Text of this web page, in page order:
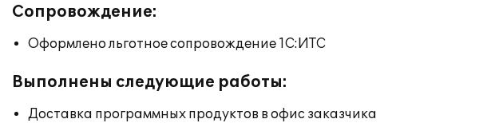
Сопровождение:
Оформлено льготное сопровождение 1С:ИТС
Выполнены следующие работы:
Доставка программных продуктов в офис заказчика